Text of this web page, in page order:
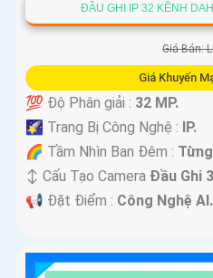
ĐẦU GHI IP 32 KÊNH
Giá Bán:
Giá Khuyến
💯 Độ Phân giải : 32 MP.
🌠 Trang Bị Công Nghệ : IP.
🌈 Tầm Nhìn Ban Đêm :
↕️ Cấu Tạo Camera Đầu Ghi
️📢 Đặt Điểm : Công Nghệ AI.